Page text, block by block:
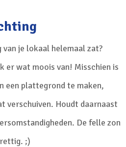
van je lokaal helemaal zat?
er wat moois van! Misschien is
een plattegrond te maken,
verschuiven. Houdt daarnaast
De felle zon
;)